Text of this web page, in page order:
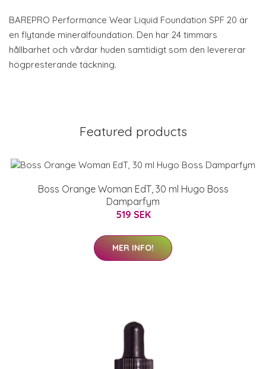
BAREPRO Performance Wear Liquid Foundation SPF 20 är
en flytande mineralfoundation. Den har 24 timmars
hållbarhet och vårdar huden samtidigt som den levererar
högpresterande täckning.
Featured products
Boss Orange Woman EdT, 30 ml Hugo Boss
Damparfym
519 SEK
MER INFO!